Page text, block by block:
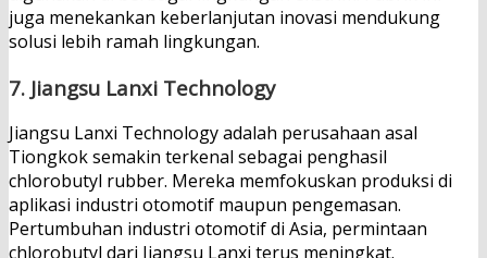
juga menekankan keberlanjutan inovasi mendukung
solusi lebih ramah lingkungan.
7. Jiangsu Lanxi Technology
Jiangsu Lanxi Technology adalah perusahaan asal
Tiongkok semakin terkenal sebagai penghasil
chlorobutyl rubber. Mereka memfokuskan produksi di
aplikasi industri otomotif maupun pengemasan.
Pertumbuhan industri otomotif di Asia, permintaan
chlorobutyl dari Jiangsu Lanxi terus meningkat.